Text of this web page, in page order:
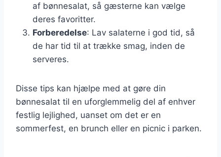
af bønnesalat, så gæsterne kan vælge
deres favoritter.
Forberedelse: Lav salaterne i god tid, så
de har tid til at trække smag, inden de
serveres.
Disse tips kan hjælpe med at gøre din
bønnesalat til en uforglemmelig del af enhver
festlig lejlighed, uanset om det er en
sommerfest, en brunch eller en picnic i parken.